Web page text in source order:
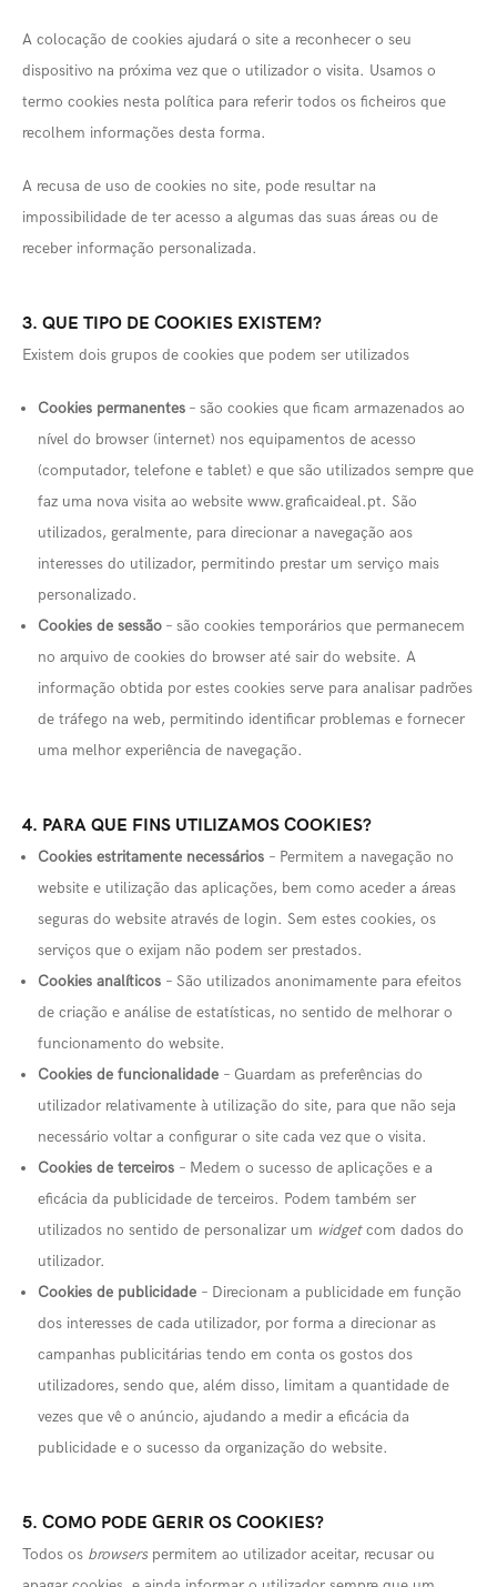
A colocação de cookies ajudará o site a reconhecer o seu
dispositivo na próxima vez que o utilizador o visita. Usamos o
termo cookies nesta política para referir todos os ficheiros que
recolhem informações desta forma.
A recusa de uso de cookies no site, pode resultar na
impossibilidade de ter acesso a algumas das suas áreas ou de
receber informação personalizada.
3. QUE TIPO DE COOKIES EXISTEM?
Existem dois grupos de cookies que podem ser utilizados
Cookies permanentes – são cookies que ficam armazenados ao
nível do browser (internet) nos equipamentos de acesso
(computador, telefone e tablet) e que são utilizados sempre que
faz uma nova visita ao website www.graficaideal.pt. São
utilizados, geralmente, para direcionar a navegação aos
interesses do utilizador, permitindo prestar um serviço mais
personalizado.
Cookies de sessão – são cookies temporários que permanecem
no arquivo de cookies do browser até sair do website. A
informação obtida por estes cookies serve para analisar padrões
de tráfego na web, permitindo identificar problemas e fornecer
uma melhor experiência de navegação.
4. PARA QUE FINS UTILIZAMOS COOKIES?
Cookies estritamente necessários – Permitem a navegação no
website e utilização das aplicações, bem como aceder a áreas
seguras do website através de login. Sem estes cookies, os
serviços que o exijam não podem ser prestados.
Cookies analíticos – São utilizados anonimamente para efeitos
de criação e análise de estatísticas, no sentido de melhorar o
funcionamento do website.
Cookies de funcionalidade – Guardam as preferências do
utilizador relativamente à utilização do site, para que não seja
necessário voltar a configurar o site cada vez que o visita.
Cookies de terceiros – Medem o sucesso de aplicações e a
eficácia da publicidade de terceiros. Podem também ser
utilizados no sentido de personalizar um widgetcom dados do
utilizador.
Cookies de publicidade – Direcionam a publicidade em função
dos interesses de cada utilizador, por forma a direcionar as
campanhas publicitárias tendo em conta os gostos dos
utilizadores, sendo que, além disso, limitam a quantidade de
vezes que vê o anúncio, ajudando a medir a eficácia da
publicidade e o sucesso da organização do website.
5. COMO PODE GERIR OS COOKIES?
Todos os browserspermitem ao utilizador aceitar, recusar ou